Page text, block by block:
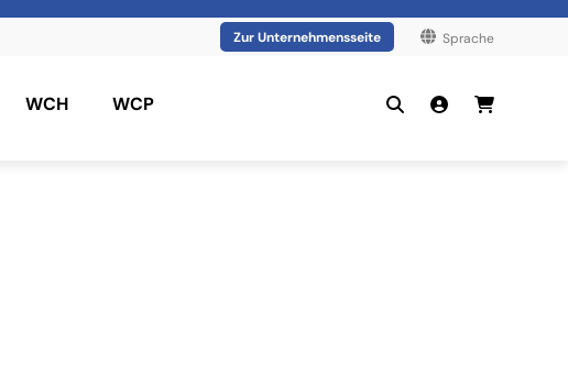
Sprache
Zur Unternehmensseite
WCH WCP